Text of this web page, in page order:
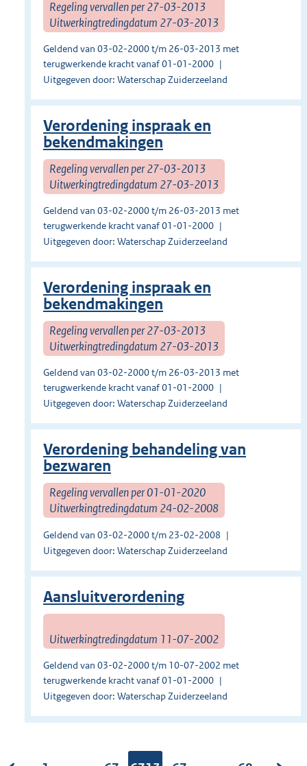
Regeling vervallen per 27-03-2013
Uitwerkingtredingdatum 27-03-2013
Geldend van 03-02-2000 t/m 26-03-2013 met
terugwerkende kracht vanaf 01-01-2000
Uitgegeven door: Waterschap Zuiderzeeland
Verordening inspraak en
bekendmakingen
Regeling vervallen per 27-03-2013
Uitwerkingtredingdatum 27-03-2013
Geldend van 03-02-2000 t/m 26-03-2013 met
terugwerkende kracht vanaf 01-01-2000
Uitgegeven door: Waterschap Zuiderzeeland
Verordening inspraak en
bekendmakingen
Regeling vervallen per 27-03-2013
Uitwerkingtredingdatum 27-03-2013
Geldend van 03-02-2000 t/m 26-03-2013 met
terugwerkende kracht vanaf 01-01-2000
Uitgegeven door: Waterschap Zuiderzeeland
Verordening behandeling van
bezwaren
Regeling vervallen per 01-01-2020
Uitwerkingtredingdatum 24-02-2008
Geldend van 03-02-2000 t/m 23-02-2008
Uitgegeven door: Waterschap Zuiderzeeland
Aansluitverordening
Uitwerkingtredingdatum 11-07-2002
Geldend van 03-02-2000 t/m 10-07-2002 met
terugwerkende kracht vanaf 01-01-2000
Uitgegeven door: Waterschap Zuiderzeeland